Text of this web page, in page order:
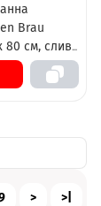
Brau
80 см, слив-
> >|